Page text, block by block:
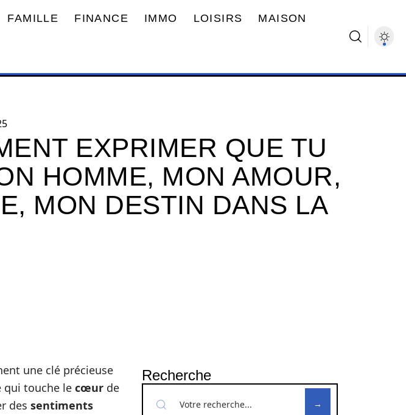
FAMILLE FINANCE IMMO LOISIRS MAISON
EXPRIMER QUE TU
HOMME, MON AMOUR,
MON DESTIN DANS LA
une clé précieuse
qui touche le cœur de
des sentiments
Recherche